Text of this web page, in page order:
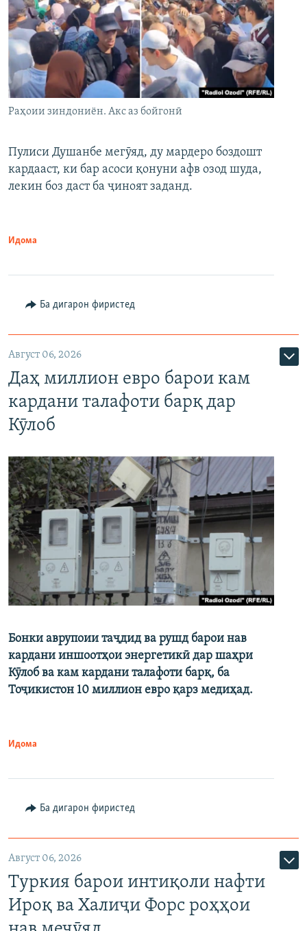
Раҳоии зиндониён. Акс аз бойгонӣ
Пулиси Душанбе мегӯяд, ду мардеро боздошт
кардааст, ки бар асоси қонуни афв озод шуда,
лекин боз даст ба ҷиноят заданд.
Идома
Ба дигарон фиристед
Август 06, 2026
Даҳ миллион евро барои кам
кардани талафоти барқ дар
Кӯлоб
Бонки аврупоии таҷдид ва рушд барои нав
кардани иншоотҳои энергетикӣ дар шаҳри
Кӯлоб ва кам кардани талафоти барқ, ба
Тоҷикистон 10 миллион евро қарз медиҳад.
Идома
Ба дигарон фиристед
Август 06, 2026
Туркия барои интиқоли нафти
Ироқ ва Халиҷи Форс роҳҳои